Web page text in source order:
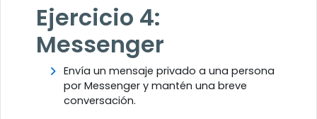
Ejercicio 4:
Messenger
Envía un mensaje privado a una persona
por Messenger y mantén una breve
conversación.